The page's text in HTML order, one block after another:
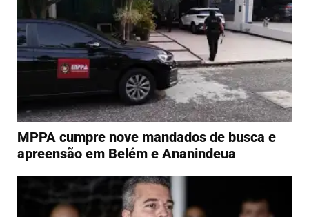
MPPA cumpre nove mandados de busca e
apreensão em Belém e Ananindeua